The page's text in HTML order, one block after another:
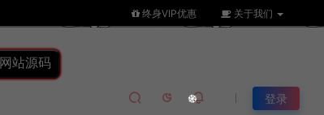
终身VIP优惠 关于我们
网站源码
登录